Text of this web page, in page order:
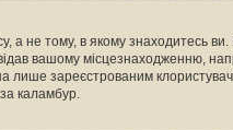
не тому, в якому знаходитесь ви.
вашому місцезнаходженню,
лише зареєстрованим
каламбур.